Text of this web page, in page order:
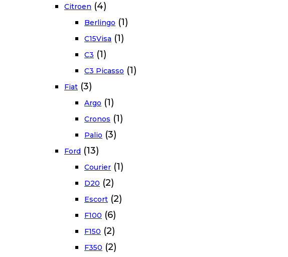
Citroen (4)
Berlingo (1)
C15Visa (1)
C3 (1)
C3 Picasso (1)
Fiat (3)
Argo (1)
Cronos (1)
Palio (3)
Ford (13)
Courier (1)
D20 (2)
Escort (2)
F100 (6)
F150 (2)
F350 (2)